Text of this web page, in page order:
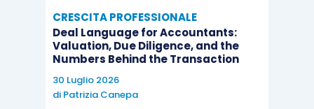
CRESCITA PROFESSIONALE
Deal Language for Accountants:
Valuation, Due Diligence, and the
Numbers Behind the Transaction
30 Luglio 2026
di Patrizia Canepa